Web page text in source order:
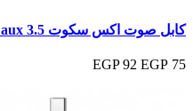
كابل صوت اكس سكوت aux 3.5 مم بطول 1 متر موديل xs513
75 EGP
92 EGP